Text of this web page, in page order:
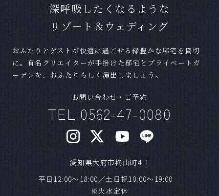
ペットの参加は可能ですか？
がございますが、お気軽にご相談ください。
Ｑ 準備期間はどれほどかかりますか？
結婚式までに最短であれば1ヶ月程度でも可能で
混み合うシーズンはありますか？
気候の良いシーズンや、日柄が良い日は人気で
す。1年以上前からご予約いただく方もいらっし
ゃいます。ご希望日が明確な場合はお早めにご
深呼吸したくなるような
リゾート＆ウェディング
おふたりとゲストが快適に過ごせる緑豊かな邸宅を貸切
に。有名クリエイターが手掛けた邸宅とプライベートガ
ーデンを、おふたりらしく演出しましょう。
お問い合わせ・ご予約
TEL 0562-47-0080
愛知県大府市柊山町4-1
平日12:00～18:00／土日祝10:00～19:00
※火水定休